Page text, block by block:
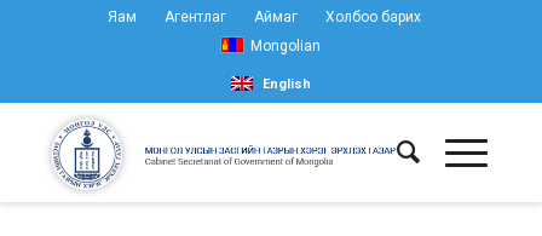
Яам Агентлаг Аймаг
Холбоо барих
Mongolian
English